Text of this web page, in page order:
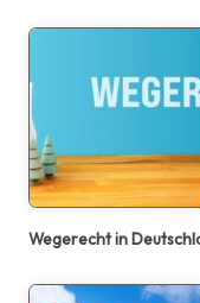
Wegerecht in